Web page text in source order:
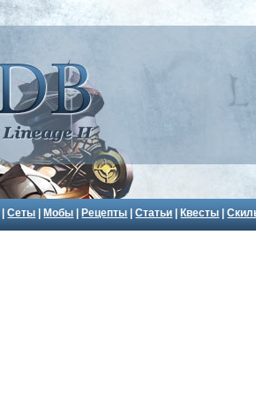
|Сеты Мобы Рецепты |Статьи Квесты |